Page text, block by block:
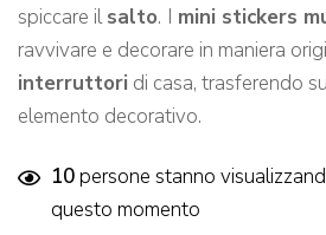
spiccare ilsalto. I mini stickers
ravvivare e decorare in maniera
interruttori di casa, trasferendo
elemento decorativo.
10persone stanno
questo momento